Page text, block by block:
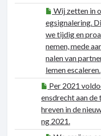
Wij zetten in
egsignalering.
we tijdig en
nemen, mede
nalen van
lemen escaleren.
Per 2021
ensdrecht aan de
hreven in de
ng 2021.